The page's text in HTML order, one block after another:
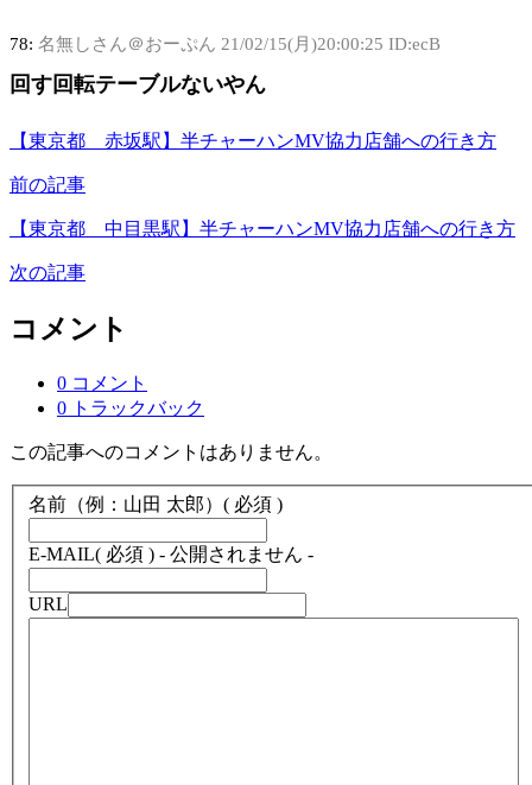
78: 名無しさん＠おーぷん 21/02/15(月)20:00:25 ID:ecB
回す回転テーブルないやん
【東京都 赤坂駅】半チャーハンMV協力店舗への行き方
前の記事
【東京都 中目黒駅】半チャーハンMV協力店舗への行き方
次の記事
コメント
0 コメント
0 トラックバック
この記事へのコメントはありません。
名前（例：山田 太郎） ( 必須 )
E-MAIL( 必須 ) - 公開されません -
URL